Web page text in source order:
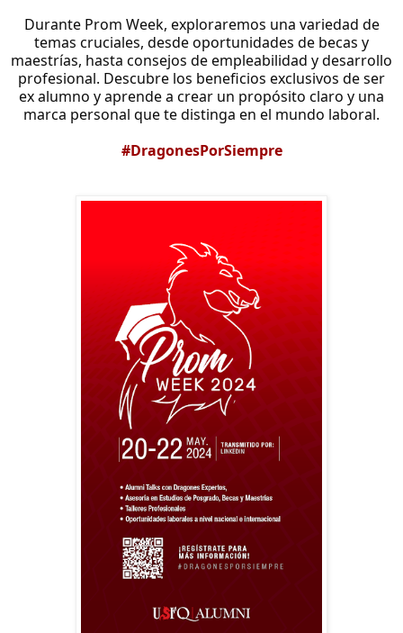
Durante Prom Week, exploraremos una variedad de
temas cruciales, desde oportunidades de becas y
maestrías, hasta consejos de empleabilidad y desarrollo
profesional. Descubre los beneficios exclusivos de ser
ex alumno y aprende a crear un propósito claro y una
marca personal que te distinga en el mundo laboral.
#DragonesPorSiempre